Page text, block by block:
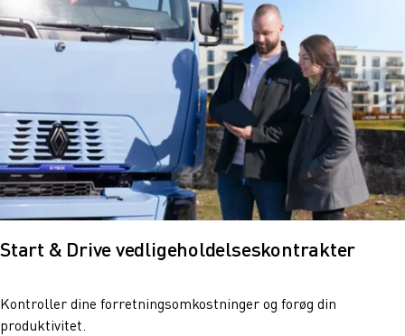
Start & Drive vedligeholdelseskontrakter
Kontroller dine forretningsomkostninger og forøg din
produktivitet.